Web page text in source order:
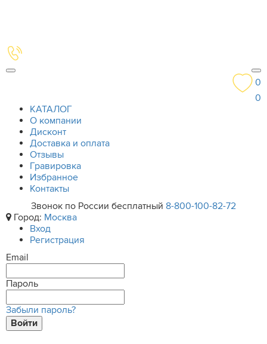
0
0
КАТАЛОГ
О компании
Дисконт
Доставка и оплата
Отзывы
Гравировка
Избранное
Контакты
Звонок по России бесплатный 8-800-100-82-72
Город: Москва
Вход
Регистрация
Email
Пароль
Забыли пароль?
Войти